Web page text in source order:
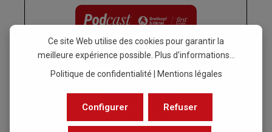
Ce site Web utilise des cookies pour garantir la
meilleure expérience possible. Plus d'informations...
Politique de confidentialité | Mentions légales
Refuser
Configurer